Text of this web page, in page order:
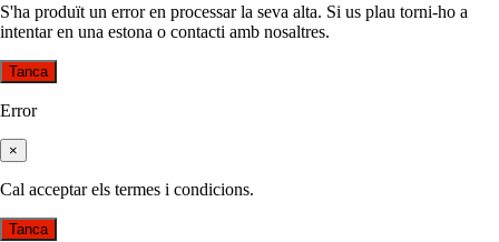
S'ha produït un error en processar la seva alta. Si us plau torni-ho a
intentar en una estona o contacti amb nosaltres.
Tanca
Error
×
Cal acceptar els termes i condicions.
Tanca